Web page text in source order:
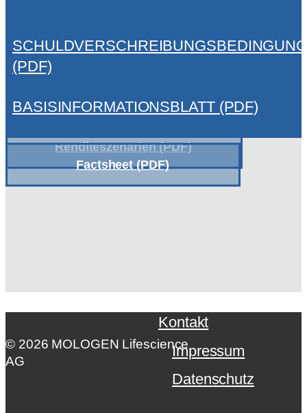
(PDF)
BASISINFORMATIONSBLATT (PDF)
Renditeszenarien (PDF)
Factsheet (PDF)
Kontakt
Impressum
© 2026 MOLOGEN Lifescience
AG
Datenschutz